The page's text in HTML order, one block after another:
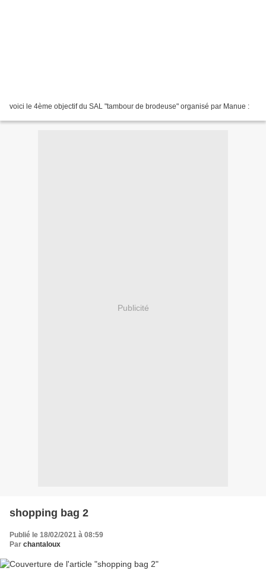
voici le 4ème objectif du SAL "tambour de brodeuse" organisé par Manue :
Publicité
shopping bag 2
Publié le 18/02/2021 à 08:59
Par chantaloux